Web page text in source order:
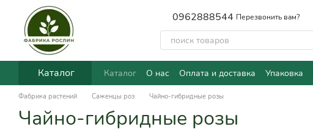
Перейти к основному контенту
0962888544 Перезвонить вам?
Каталог Каталог О нас Оплата и доставка Упаковка
Фабрика растений Саженцы роз Чайно-гибридные розы
Чайно-гибридные розы